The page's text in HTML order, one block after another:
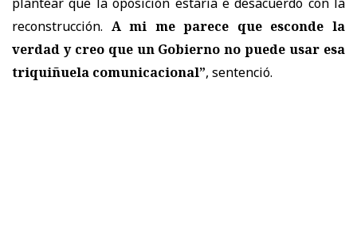
reconstrucción. A mi me parece que esconde la
verdad y creo que un Gobierno no puede usar esa
triquiñuela comunicacional”, sentenció.